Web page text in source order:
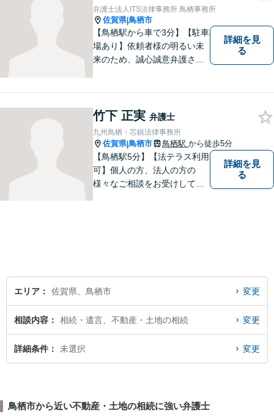
弁護士法人ITS法律事務所 鳥栖事務所
佐賀県|鳥栖市
【鳥栖駅から車で3分】【駐車
場あり】依頼者様の明るい未
来のため、誠心誠意弁護させ
相続など、幅広い困りごとに
対応可能！【完全個室で対
応】
詳細を見
る
竹下 正実 弁護士
九州鳥栖・芯鋭法律事務所
佐賀県|鳥栖市 鳥栖駅 から徒歩5分
【鳥栖駅5分】【法テラス利用
可】個人の方、法人の方の
様々なご相談をお受けしてお
可】
詳細を見
る
エリア 佐賀県、鳥栖市 変更
相談内容 相続・遺言、不動産・土地の相続 変更
詳細条件 未選択 変更
鳥栖市から近い不動産・土地の相続に強い弁護士